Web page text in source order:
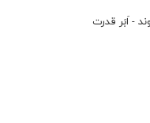
- اَبَر قدرت